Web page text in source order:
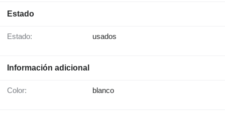
Estado
Estado: usados
Información adicional
Color: blanco